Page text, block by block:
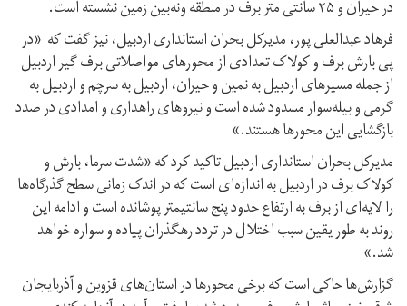
در حیران و ۲۵ سانتی متر برف در منطقه ونه‌بین زمین نشسته است.
فرهاد عبدالعلی پور، مدیرکل بحران استانداری اردبیل، نیز گفت که «در
پی بارش برف و کولاک تعدادی از محور‌های مواصلاتی برف گیر اردبیل
از جمله مسیرهای اردبیل به نمین و حیران، اردبیل به سرچم و اردبیل به
گرمی و بیله‌سوار مسدود شده است و نیروهای راهداری و امدادی در صدد
بازگشایی این محورها هستند.»
مدیرکل بحران استانداری اردبیل تاکید کرد که «شدت سرما، بارش و
کولاک برف در اردبیل به اندازه‌ای است که در اندک زمانی سطح گذرگاه‌ها
را لایه‌ای از برف به ارتفاع حدود پنج سانتیمتر پوشانده است و ادامه این
روند به طور یقین سبب اختلال در تردد رهگذران پیاده و سواره خواهد
شد.»
گزارش‌ها حاکی است که برخی محورها در استان‌های قزوین و آذربایجان